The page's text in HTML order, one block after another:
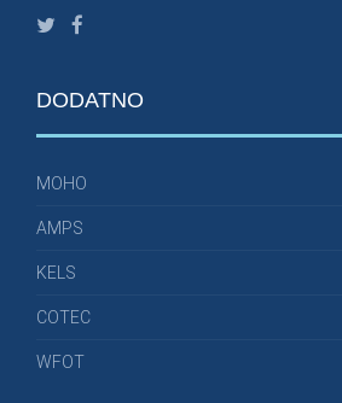
DODATNO
MOHO
AMPS
KELS
COTEC
WFOT